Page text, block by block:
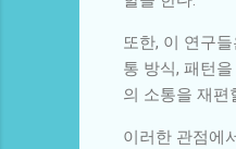
또한, 이 연구
통 방식, 패턴
의 소통을 재편
이러한 관점에